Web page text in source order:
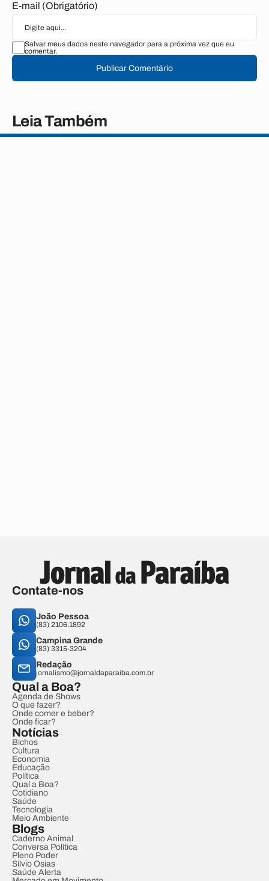
E-mail (Obrigatório)
Salvar meus dados neste navegador para a próxima vez que eu
comentar.
Publicar Comentário
Leia Também
Contate-nos
João Pessoa
(83) 2106.1892
Campina Grande
(83) 3315-3204
Redação
jornalismo@jornaldaparaiba.com.br
Qual a Boa?
Agenda de Shows
O que fazer?
Onde comer e beber?
Onde ficar?
Notícias
Bichos
Cultura
Economia
Educação
Política
Qual a Boa?
Cotidiano
Saúde
Tecnologia
Meio Ambiente
Blogs
Caderno Animal
Conversa Política
Pleno Poder
Sílvio Osias
Saúde Alerta